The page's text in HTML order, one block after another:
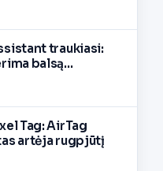
traukiasi:
balsą
Tag: AirTag
artėja rugpjūtį